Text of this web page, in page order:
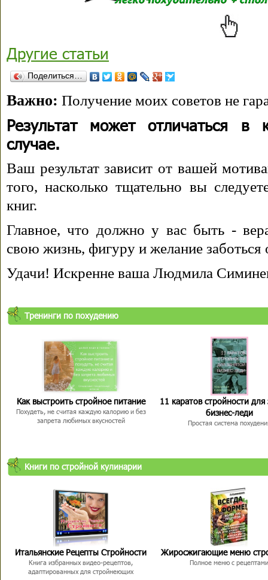
Другие статьи
Поделиться…
Важно: Получение моих советов не
Результат может отличаться в
случае.
Ваш результат зависит от вашей
того, насколько тщательно вы
книг.
Главное, что должно у вас быть -
свою жизнь, фигуру и желание заботься
Удачи! Искренне ваша Людмила
Тренинги по похудению
Как выстроить стройное питание
Похудеть, не считая каждую калорию и без
запрета любимых вкусностей
11 каратов стройности для
бизнес-леди
Простая система
Книги по стройной кулинарии
Итальянские Рецепты Стройности
Книга избранных видео-рецептов,
адаптированных для стройнеющих
Жиросжигающие меню
Полное меню с рецептами